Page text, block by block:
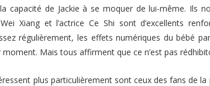
capacité de Jackie à se moquer de lui-même. Ils
Xiang et l’actrice Ce Shi sont d’excellents
régulièrement, les effets numériques du bébé
Mais tous affirment que ce n’est pas
plus particulièrement sont ceux des fans de la